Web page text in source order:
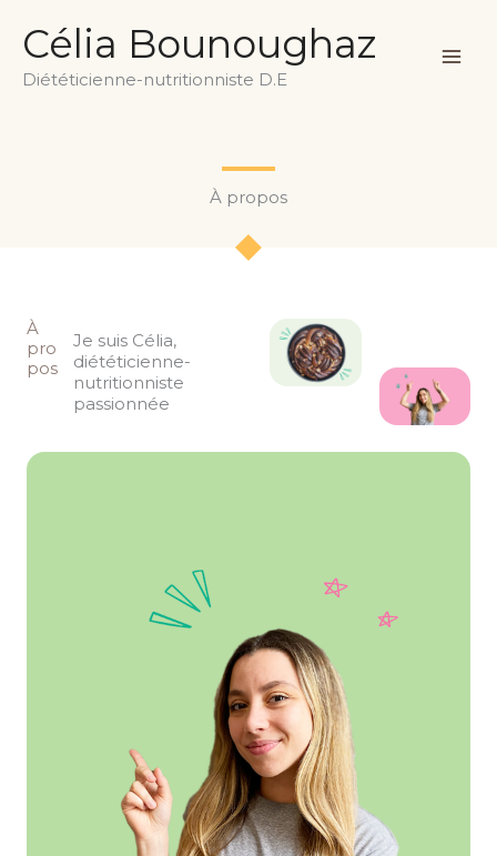
content
Célia Bounoughaz
Diététicienne-nutritionniste D.E
À propos
À
pro
pos
Je suis Célia,
diététicienne-
nutritionniste
passionnée